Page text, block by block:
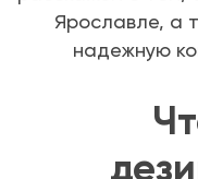
Ярославле, а
надежную